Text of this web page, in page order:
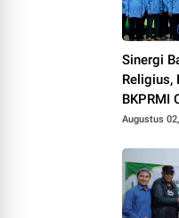
Sinergi
Religius,
BKPRMI
2031
Augustus